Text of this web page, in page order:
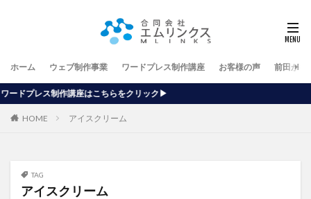
ホーム ウェブ制作事業 ワードプレス制作講座 お客様の声 前田が行
こちらをクリック▶
HOME アイスクリーム
TAG
アイスクリーム